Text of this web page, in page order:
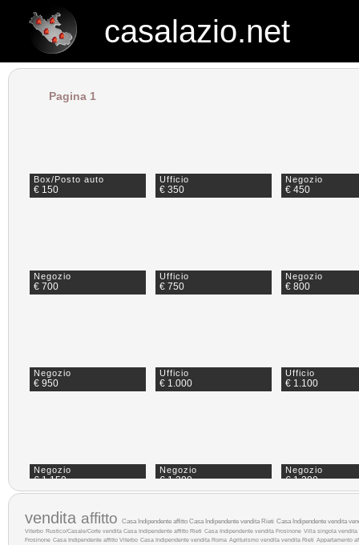
casalazio.net
Pagina 1
Box/Posto auto
€ 150
Ufficio
€ 350
Negozio
€ 450
Negozio
€ 700
Ufficio
€ 750
Negozio
€ 800
Negozio
€ 950
Ufficio
€ 1.000
Ufficio
€ 1.100
Negozio
€ 1.150
Negozio
€ 1.200
Negozio
€ 1.300
vendita affitto Casa Indipendente affitto Casa Indipendente vendita Rieti Casa Indipendente vendita
Viterbo Rustico/Casale/Corte vendita Casa Indipendente affitto Rieti Casa Indipendente vendita Frosinone Villa singola vendita
Frosinone Casa Indipendente affitto Viterbo Casa Indipendente vendita Roma Agriturismo vendita vendita Rieti Appartamento
casalazio.net